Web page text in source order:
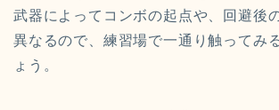
武器によってコンボの起点や、回避後
異なるので、練習場で一通り触ってみ
ょう。